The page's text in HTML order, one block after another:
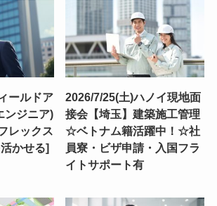
ールドア
ンジニア)
レックス
かせる]
2026/7/25(土)ハノイ現地面
接会【埼玉】建築施工管理
☆ベトナム籍活躍中！☆社
員寮・ビザ申請・入国フラ
イトサポート有